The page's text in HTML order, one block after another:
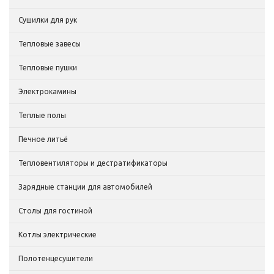
Сушилки для рук
Тепловые завесы
Тепловые пушки
Электрокамины
Теплые полы
Печное литьё
Тепловентиляторы и дестратификаторы
Зарядные станции для автомобилей
Столы для гостиной
Котлы электрические
Полотенцесушители